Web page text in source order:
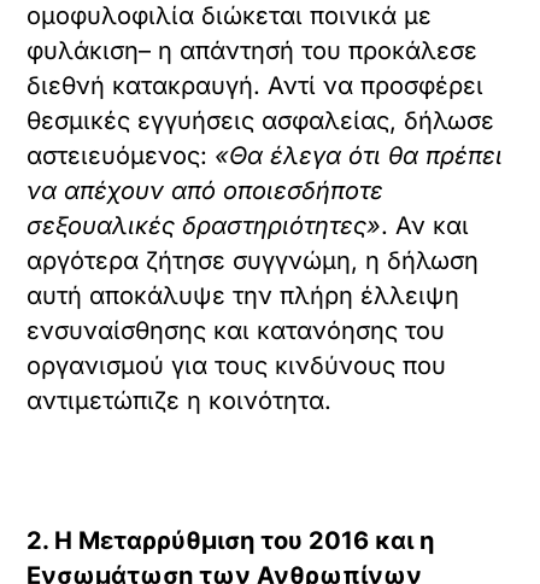
ομοφυλοφιλία διώκεται ποινικά με
φυλάκιση– η απάντησή του προκάλεσε
διεθνή κατακραυγή. Αντί να προσφέρει
θεσμικές εγγυήσεις ασφαλείας, δήλωσε
αστειευόμενος: «Θα έλεγα ότι θα πρέπει
να απέχουν από οποιεσδήποτε
σεξουαλικές δραστηριότητες». Αν και
αργότερα ζήτησε συγγνώμη, η δήλωση
αυτή αποκάλυψε την πλήρη έλλειψη
ενσυναίσθησης και κατανόησης του
οργανισμού για τους κινδύνους που
αντιμετώπιζε η κοινότητα.
2. Η Μεταρρύθμιση του 2016 και η
Ενσωμάτωση των Ανθρωπίνων